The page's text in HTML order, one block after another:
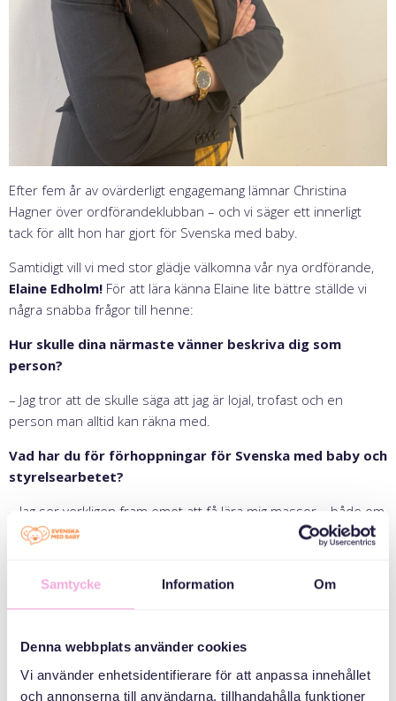
Samtycke Information Om
Denna webbplats använder cookies
Vi använder enhetsidentifierare för att anpassa innehållet
och annonserna till användarna, tillhandahålla funktioner
Efter fem år av ovärderligt engagemang lämnar Christina
Hagner över ordförandeklubban – och vi säger ett innerligt
tack för allt hon har gjort för Svenska med baby.
Samtidigt vill vi med stor glädje välkomna vår nya ordförande,
Elaine Edholm! För att lära känna Elaine lite bättre ställde vi
några snabba frågor till henne:
Hur skulle dina närmaste vänner beskriva dig som
person?
– Jag tror att de skulle säga att jag är lojal, trofast och en
person man alltid kan räkna med.
Vad har du för förhoppningar för Svenska med baby och
styrelsearbetet?
– Jag ser verkligen fram emot att få lära mig massor – både om
organisationen och om människor. Det känns meningsfullt att
få vara del av ett arbete som faktiskt gör skillnad, och som
Tycker du att det är viktigt att engagera sig ideellt?
– Ja, det tycker jag verkligen. För mig personligen handlar ideellt
engagemang om att bidra med det jag kan, efter mina